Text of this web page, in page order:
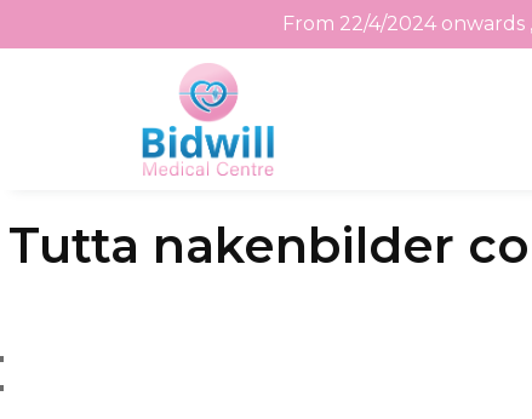
to
the
From 22/4/2024
Tutta nakenbilder